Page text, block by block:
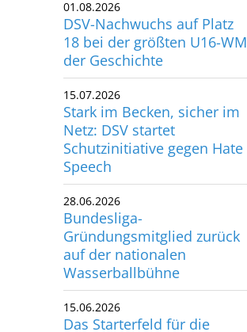
01.08.2026
DSV-Nachwuchs auf Platz
18 bei der größten U16-WM
der Geschichte
15.07.2026
Stark im Becken, sicher im
Netz: DSV startet
Schutzinitiative gegen Hate
Speech
28.06.2026
Bundesliga-
Gründungsmitglied zurück
auf der nationalen
Wasserballbühne
15.06.2026
Das Starterfeld für die
Deutscher Schwimm-Verband e.V.
Korbacher Straße 93
D-34132 Kassel
Fax: +49 561 94083-15
info@dsv.de